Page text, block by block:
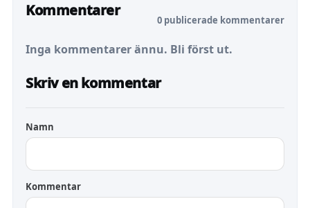
Kommentarer
0 publicerade kommentarer
Inga kommentarer ännu. Bli först ut.
Skriv en kommentar
Namn
Kommentar